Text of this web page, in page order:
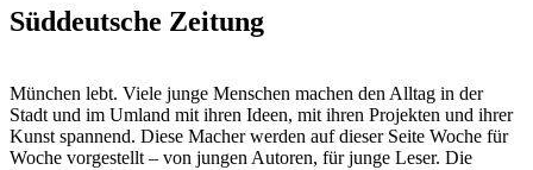
Post:
Süddeutsche Zeitung
München lebt. Viele junge Menschen machen den Alltag in der
Stadt und im Umland mit ihren Ideen, mit ihren Projekten und ihrer
Kunst spannend. Diese Macher werden auf dieser Seite Woche für
Woche vorgestellt – von jungen Autoren, für junge Leser. Die